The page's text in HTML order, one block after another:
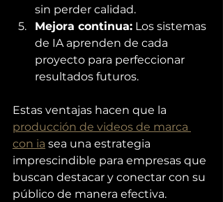
sin perder calidad.
Mejora continua: Los sistemas
de IA aprenden de cada
proyecto para perfeccionar
resultados futuros.
Estas ventajas hacen que la
producción de videos de marca
con ia sea una estrategia
imprescindible para empresas que
buscan destacar y conectar con su
público de manera efectiva.